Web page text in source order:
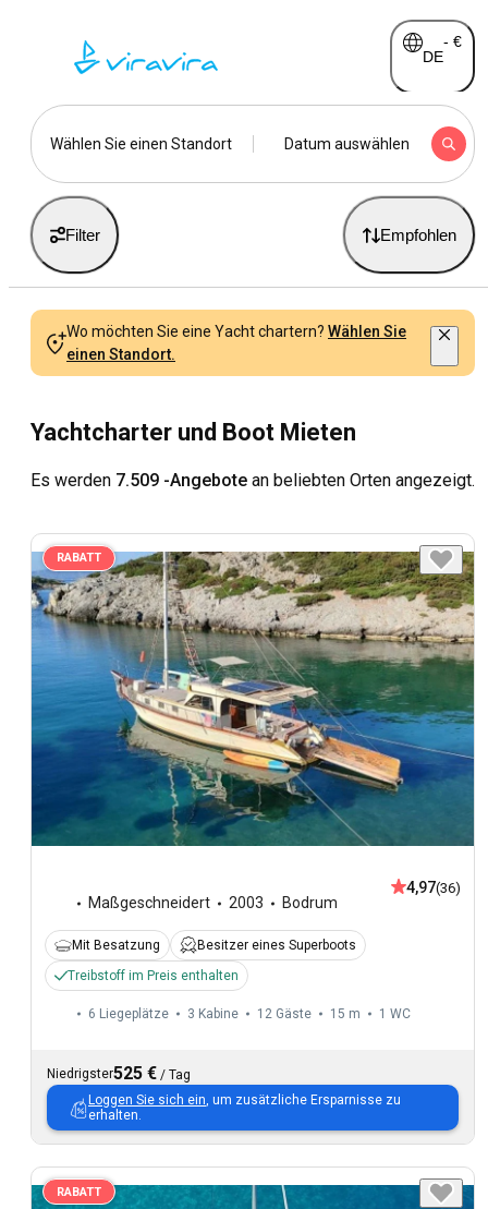
DE
- €
Wählen Sie einen Standort Datum auswählen
Filter Empfohlen
Wo möchten Sie eine Yacht chartern? Wählen Sie
einen Standort.
Yachtcharter und Boot Mieten
Es werden 7.509 -Angebote an beliebten Orten angezeigt.
RABATT
Maßgeschneidert 2003 Bodrum
4,97(36)
Mit Besatzung
Besitzer eines Superboots
Treibstoff im Preis enthalten
6 Liegeplätze 3 Kabine 12 Gäste 15 m 1 WC
Niedrigster525 € / Tag
Loggen Sie sich ein, um zusätzliche Ersparnisse zu
erhalten.
RABATT